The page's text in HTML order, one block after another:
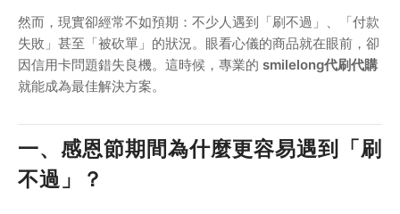
然而，現實卻經常不如預期：不少人遇到「刷不過」、「付款
失敗」甚至「被砍單」的狀況。眼看心儀的商品就在眼前，卻
因信用卡問題錯失良機。這時候，專業的 smilelong代刷代購
就能成為最佳解決方案。
一、感恩節期間為什麼更容易遇到「刷
不過」？